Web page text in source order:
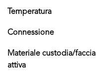
Temperatura
Connessione
Materiale custodia/faccia
attiva